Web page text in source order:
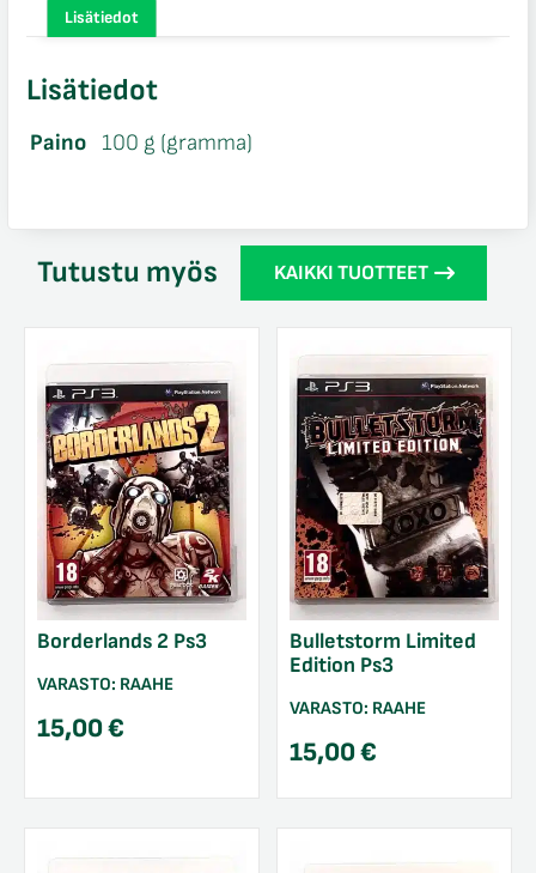
Lisätiedot
Lisätiedot
Paino 100 g (gramma)
Tutustu myös KAIKKI TUOTTEET
Borderlands 2 Ps3
VARASTO: RAAHE
15,00€
Bulletstorm Limited
Edition Ps3
VARASTO: RAAHE
15,00€